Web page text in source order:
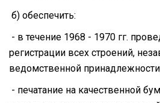
б) обеспечить:
- в течение 1968 - 1970 гг.
регистрации всех строений,
ведомственной
- печатание на качественной